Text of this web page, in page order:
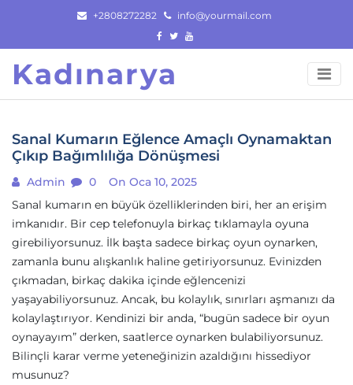
content
+2808272282 info@yourmail.com
Kadınarya
Sanal Kumarın Eğlence Amaçlı Oynamaktan
Çıkıp Bağımlılığa Dönüşmesi
Admin 0
On Oca 10, 2025
Sanal kumarın en büyük özelliklerinden biri, her an erişim
imkanıdır. Bir cep telefonuyla birkaç tıklamayla oyuna
girebiliyorsunuz. İlk başta sadece birkaç oyun oynarken,
zamanla bunu alışkanlık haline getiriyorsunuz. Evinizden
çıkmadan, birkaç dakika içinde eğlencenizi
yaşayabiliyorsunuz. Ancak, bu kolaylık, sınırları aşmanızı da
kolaylaştırıyor. Kendinizi bir anda, “bugün sadece bir oyun
oynayayım” derken, saatlerce oynarken bulabiliyorsunuz.
Bilinçli karar verme yeteneğinizin azaldığını hissediyor
musunuz?